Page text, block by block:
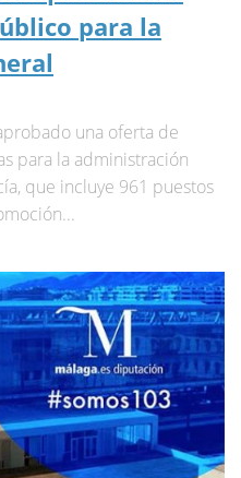
para la
una oferta de
para la administración
que incluye 961 puestos